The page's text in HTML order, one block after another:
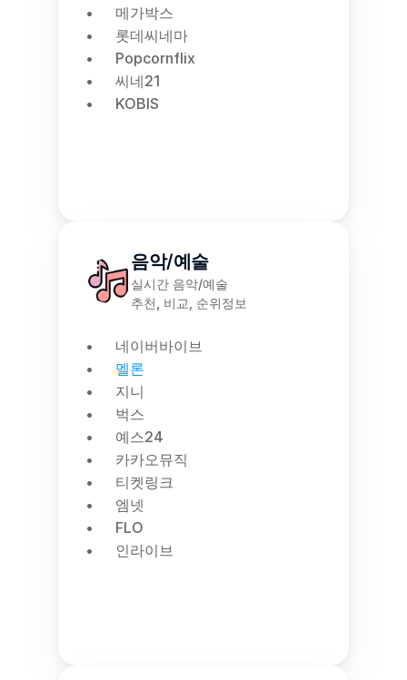
메가박스
롯데씨네마
Popcornflix
씨네21
KOBIS
음악/예술
실시간 음악/예술
추천, 비교, 순위정보
네이버바이브
멜론
지니
벅스
예스24
카카오뮤직
티켓링크
엠넷
FLO
인라이브